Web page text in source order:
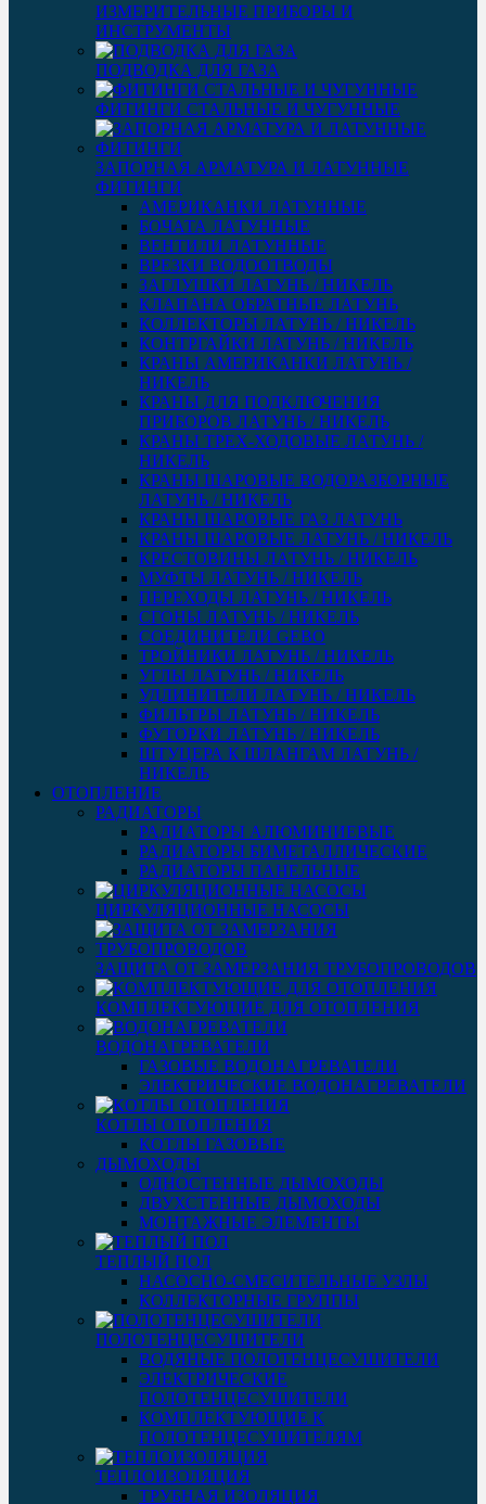
ИЗМЕРИТЕЛЬНЫЕ ПРИБОРЫ И
ИНСТРУМЕНТЫ
ПОДВОДКА ДЛЯ ГАЗА
ФИТИНГИ СТАЛЬНЫЕ И ЧУГУННЫЕ
ЗАПОРНАЯ АРМАТУРА И ЛАТУННЫЕ
ФИТИНГИ
АМЕРИКАНКИ ЛАТУННЫЕ
БОЧАТА ЛАТУННЫЕ
ВЕНТИЛИ ЛАТУННЫЕ
ВРЕЗКИ ВОДООТВОДЫ
ЗАГЛУШКИ ЛАТУНЬ / НИКЕЛЬ
КЛАПАНА ОБРАТНЫЕ ЛАТУНЬ
КОЛЛЕКТОРЫ ЛАТУНЬ / НИКЕЛЬ
КОНТРГАЙКИ ЛАТУНЬ / НИКЕЛЬ
КРАНЫ АМЕРИКАНКИ ЛАТУНЬ /
НИКЕЛЬ
КРАНЫ ДЛЯ ПОДКЛЮЧЕНИЯ
ПРИБОРОВ ЛАТУНЬ / НИКЕЛЬ
КРАНЫ ТРЕХ-ХОДОВЫЕ ЛАТУНЬ /
НИКЕЛЬ
КРАНЫ ШАРОВЫЕ ВОДОРАЗБОРНЫЕ
ЛАТУНЬ / НИКЕЛЬ
КРАНЫ ШАРОВЫЕ ГАЗ ЛАТУНЬ
КРАНЫ ШАРОВЫЕ ЛАТУНЬ / НИКЕЛЬ
КРЕСТОВИНЫ ЛАТУНЬ / НИКЕЛЬ
МУФТЫ ЛАТУНЬ / НИКЕЛЬ
ПЕРЕХОДЫ ЛАТУНЬ / НИКЕЛЬ
СГОНЫ ЛАТУНЬ / НИКЕЛЬ
СОЕДИНИТЕЛИ GEBO
ТРОЙНИКИ ЛАТУНЬ / НИКЕЛЬ
УГЛЫ ЛАТУНЬ / НИКЕЛЬ
УДЛИНИТЕЛИ ЛАТУНЬ / НИКЕЛЬ
ФИЛЬТРЫ ЛАТУНЬ / НИКЕЛЬ
ФУТОРКИ ЛАТУНЬ / НИКЕЛЬ
ШТУЦЕРА К ШЛАНГАМ ЛАТУНЬ /
НИКЕЛЬ
ОТОПЛЕНИЕ
РАДИАТОРЫ
РАДИАТОРЫ АЛЮМИНИЕВЫЕ
РАДИАТОРЫ БИМЕТАЛЛИЧЕСКИЕ
РАДИАТОРЫ ПАНЕЛЬНЫЕ
ЦИРКУЛЯЦИОННЫЕ НАСОСЫ
ЗАЩИТА ОТ ЗАМЕРЗАНИЯ ТРУБОПРОВОДОВ
КОМПЛЕКТУЮЩИЕ ДЛЯ ОТОПЛЕНИЯ
ВОДОНАГРЕВАТЕЛИ
ГАЗОВЫЕ ВОДОНАГРЕВАТЕЛИ
ЭЛЕКТРИЧЕСКИЕ ВОДОНАГРЕВАТЕЛИ
КОТЛЫ ОТОПЛЕНИЯ
КОТЛЫ ГАЗОВЫЕ
ДЫМОХОДЫ
ОДНОСТЕННЫЕ ДЫМОХОДЫ
ДВУХСТЕННЫЕ ДЫМОХОДЫ
МОНТАЖНЫЕ ЭЛЕМЕНТЫ
ТЕПЛЫЙ ПОЛ
НАСОСНО-СМЕСИТЕЛЬНЫЕ УЗЛЫ
КОЛЛЕКТОРНЫЕ ГРУППЫ
ПОЛОТЕНЦЕСУШИТЕЛИ
ВОДЯНЫЕ ПОЛОТЕНЦЕСУШИТЕЛИ
ЭЛЕКТРИЧЕСКИЕ
ПОЛОТЕНЦЕСУШИТЕЛИ
КОМПЛЕКТУЮЩИЕ К
ПОЛОТЕНЦЕСУШИТЕЛЯМ
ТЕПЛОИЗОЛЯЦИЯ
ТРУБНАЯ ИЗОЛЯЦИЯ